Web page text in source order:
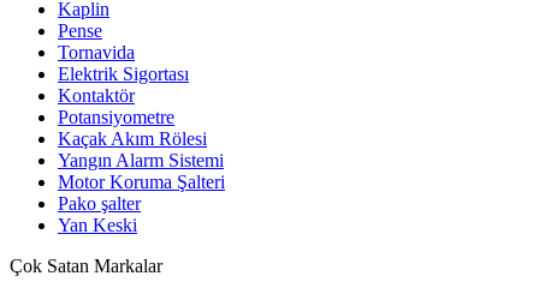
Kaplin
Pense
Tornavida
Elektrik Sigortası
Kontaktör
Potansiyometre
Kaçak Akım Rölesi
Yangın Alarm Sistemi
Motor Koruma Şalteri
Pako şalter
Yan Keski
Çok Satan Markalar